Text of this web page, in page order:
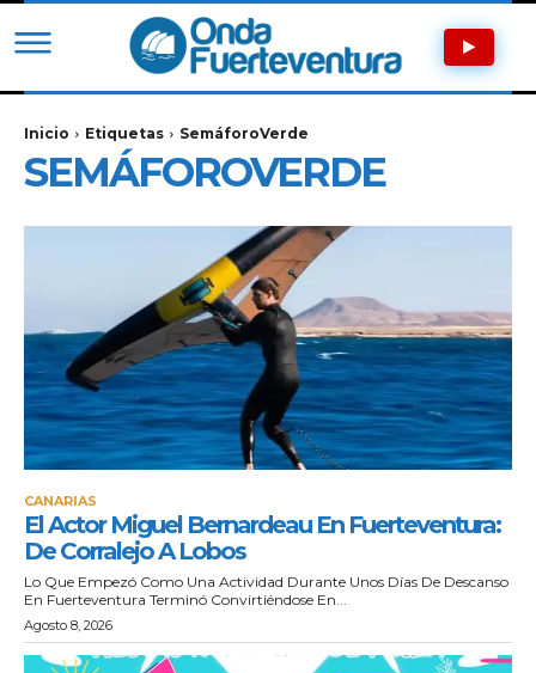
Inicio Etiquetas SemáforoVerde
SEMÁFOROVERDE
CANARIAS
El Actor Miguel Bernardeau En Fuerteventura:
De Corralejo A Lobos
Lo Que Empezó Como Una Actividad Durante Unos Días De Descanso
En Fuerteventura Terminó Convirtiéndose En...
Agosto 8, 2026